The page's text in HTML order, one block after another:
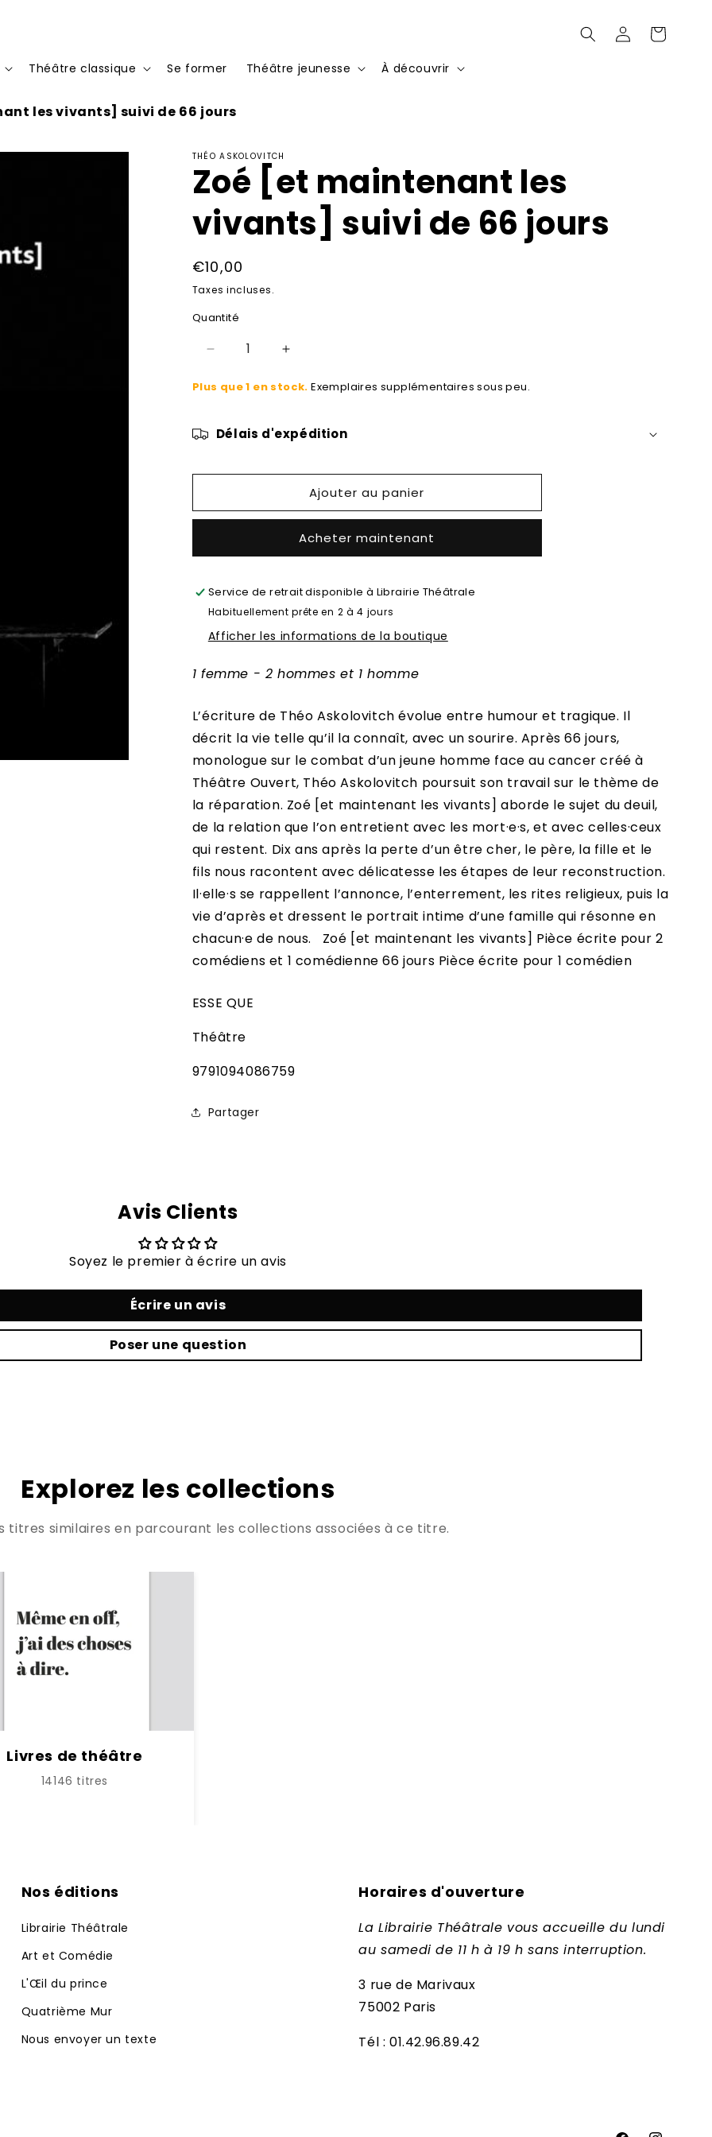
Théâtre classique Se former Théâtre jeunesse À découvrir
ConnexionPanier
les vivants] suivi de 66 jours
THÉO ASKOLOVITCH
Zoé [et maintenant les
vivants] suivi de 66 jours
Prix
habituel
€10,00
Taxes incluses.
Quantité
Réduire
quantité
[et
les
de
jours
Augmenter
quantité
[et
les
vivants]
de
66
jours
Plus que 1 en stock. Exemplaires supplémentaires sous peu.
Délais d'expédition
Ajouter au panier
Acheter maintenant
Service de retrait disponible à Librairie Théâtrale
Habituellement prête en 2 à 4 jours
Afficher les informations de la boutique
1 femme - 2 hommes et 1 homme
L’écriture de Théo Askolovitch évolue entre humour et tragique. Il
décrit la vie telle qu’il la connaît, avec un sourire. Après 66 jours,
monologue sur le combat d’un jeune homme face au cancer créé à
Théâtre Ouvert, Théo Askolovitch poursuit son travail sur le thème de
la réparation. Zoé [et maintenant les vivants] aborde le sujet du deuil,
de la relation que l’on entretient avec les mort·e·s, et avec celles·ceux
qui restent. Dix ans après la perte d’un être cher, le père, la fille et le
fils nous racontent avec délicatesse les étapes de leur reconstruction.
Il·elle·s se rappellent l’annonce, l’enterrement, les rites religieux, puis la
vie d’après et dressent le portrait intime d’une famille qui résonne en
chacun·e de nous. Zoé [et maintenant les vivants] Pièce écrite pour 2
comédiens et 1 comédienne 66 jours Pièce écrite pour 1 comédien
ESSE QUE
Théâtre
SKU:
9791094086759
Partager
Avis Clients
Soyez le premier à écrire un avis
Écrire un avis
Poser une question
Explorez les collections
titres similaires en parcourant les collections associées à ce titre.
Livres de théâtre
14146 titres
Nos éditions
Librairie Théâtrale
Art et Comédie
L'Œil du prince
Quatrième Mur
Nous envoyer un texte
Horaires d'ouverture
La Librairie Théâtrale vous accueille du lundi
au samedi de 11 h à 19 h sans interruption.
3 rue de Marivaux
75002 Paris
Tél : 01.42.96.89.42